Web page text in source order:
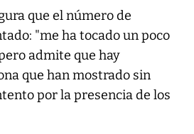
que el número de
"me ha tocado un poco
admite que hay
que han mostrado sin
por la presencia de los